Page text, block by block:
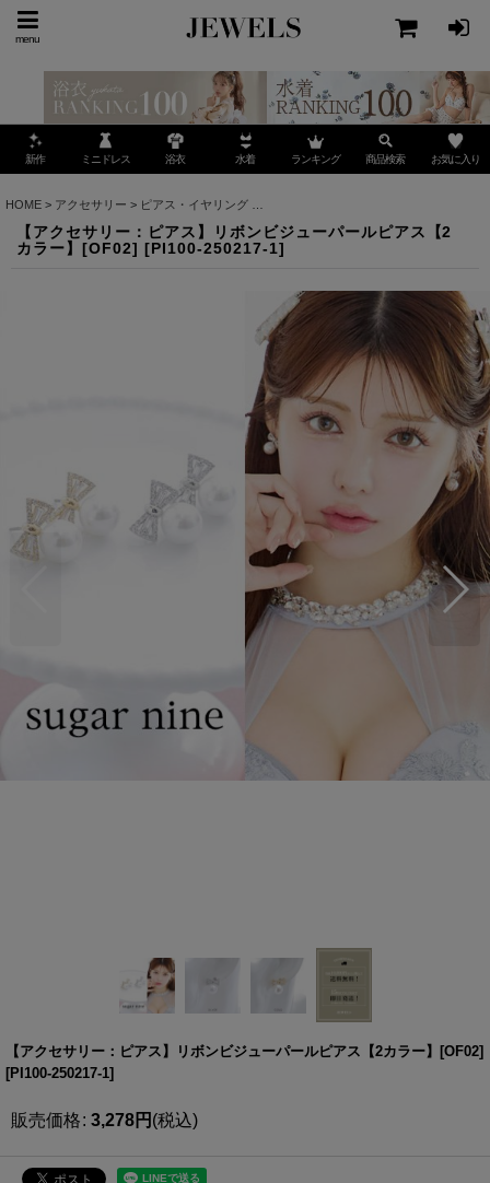
menu
新作 ミニドレス 浴衣 水着 ランキング 商品検索 お気に入り
HOME > アクセサリー > ピアス・イヤリング
【アクセサリー：ピアス】リボンビジューパールピアス【2
カラー】[OF02] [PI100-250217-1]
【アクセサリー：ピアス】リボンビジューパールピアス【2カラー】[OF02]
[PI100-250217-1]
販売価格: 3,278円 (税込)